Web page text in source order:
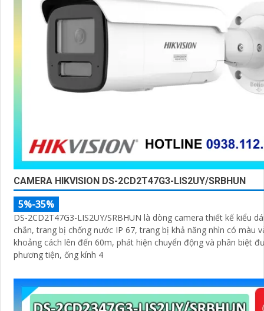
CAMERA HIKVISION DS-2CD2T47G3-LIS2UY/SRBHUN
5%-35%
DS-2CD2T47G3-LIS2UY/SRBHUN là dòng camera thiết kế kiểu
chắn, trang bị chống nước IP 67, trang bị khả năng nhìn có màu vào ban đêm
khoảng cách lên đến 60m, phát hiện chuyển động và phân biệt
phương tiện, ống kính 4